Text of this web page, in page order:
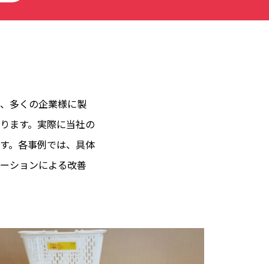
多くの企業様に製
ます。実際に当社の
。各事例では、具体
ションによる改善